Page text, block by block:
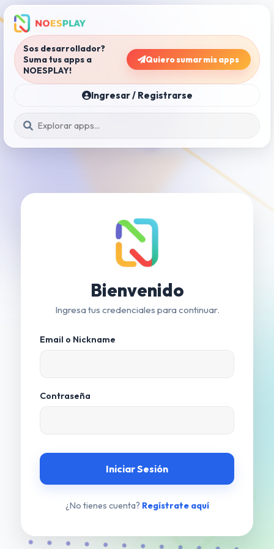
Sos desarrollador?
Suma tus apps a
NOESPLAY!
Quiero sumar mis apps
Ingresar / Registrarse
Bienvenido
Ingresa tus credenciales para continuar.
Email o Nickname
Contraseña
Iniciar Sesión
¿No tienes cuenta? Regístrate aquí